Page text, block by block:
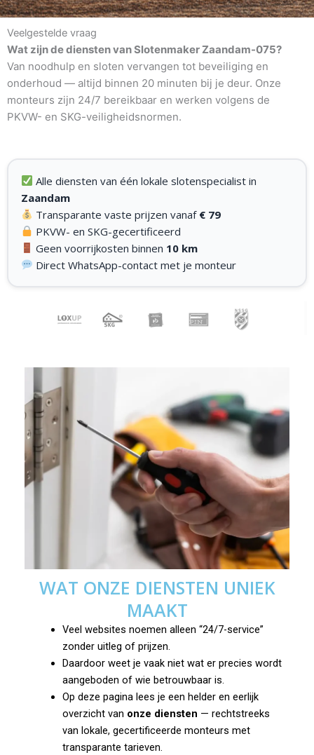
Veelgestelde vraag
Wat zijn de diensten van Slotenmaker Zaandam-075?
Van noodhulp en sloten vervangen tot beveiliging en
onderhoud — altijd binnen 20 minuten bij je deur. Onze
monteurs zijn 24/7 bereikbaar en werken volgens de
PKVW- en SKG-veiligheidsnormen.
Alle diensten van één lokale slotenspecialist in
Zaandam
Transparante vaste prijzen vanaf € 79
PKVW- en SKG-gecertificeerd
Geen voorrijkosten binnen 10 km
Direct WhatsApp-contact met je monteur
WAT ONZE DIENSTEN UNIEK
MAAKT
Veel websites noemen alleen “24/7-service”
zonder uitleg of prijzen.
Daardoor weet je vaak niet wat er precies wordt
aangeboden of wie betrouwbaar is.
Op deze pagina lees je een helder en eerlijk
overzicht van onze diensten — rechtstreeks
van lokale, gecertificeerde monteurs met
transparante tarieven.